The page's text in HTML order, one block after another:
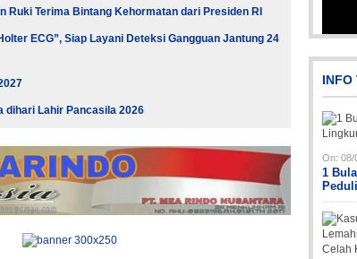
menurunkan
Ruki Terima Bintang Kehormatan dari Presiden RI
ECG”, Siap Layani Deteksi Gangguan Jantung 24
dihari Lahir Pancasila 2026
Picsart_23-04-02_13-27-26-448
INFO
On: 08/
1